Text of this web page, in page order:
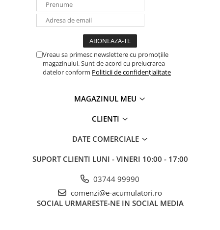
Vreau sa primesc newslettere cu promoțiile
magazinului. Sunt de acord cu prelucrarea
datelor conform Politicii de confidențialitate
MAGAZINUL MEU
CLIENTI
DATE COMERCIALE
SUPORT CLIENTI LUNI - VINERI 10:00 - 17:00
03744 99990
comenzi@e-acumulatori.ro
SOCIAL URMARESTE-NE IN SOCIAL MEDIA